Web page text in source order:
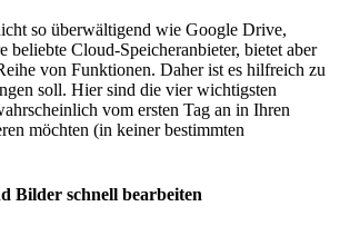
so überwältigend wie Google Drive,
beliebte Cloud-Speicheranbieter, bietet aber
von Funktionen. Daher ist es hilfreich zu
soll. Hier sind die vier wichtigsten
vom ersten Tag an in Ihren
möchten (in keiner bestimmten
Bilder schnell bearbeiten